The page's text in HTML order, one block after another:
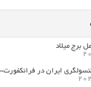
برج میلاد
ایران در